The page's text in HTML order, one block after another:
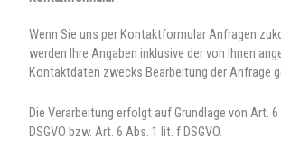
Wenn Sie uns per Kontaktformular Anfragen
werden Ihre Angaben inklusive der von Ihnen
Kontaktdaten zwecks Bearbeitung der Anfrage
Die Verarbeitung erfolgt auf Grundlage von Art.
DSGVO bzw. Art. 6 Abs. 1 lit. f DSGVO.